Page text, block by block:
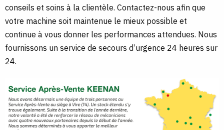
conseils et soins à la clientèle. Contactez-nous afin que
votre machine soit maintenue le mieux possible et
continue à vous donner les performances attendues. Nous
fournissons un service de secours d’urgence 24 heures sur
24.